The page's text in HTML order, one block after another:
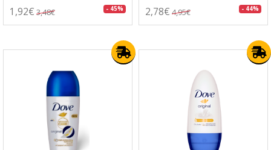
1,92€ 3,48€ - 45% 2,78€ 4,95€ - 44%